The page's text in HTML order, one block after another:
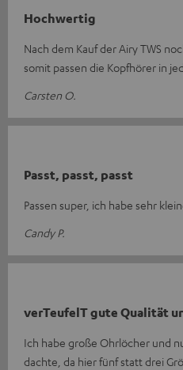
Hochwertig
Nach dem Kauf der Airy TWS
somit passen die Kopfhörer in
Carsten O.
Passt, passt, passt
Passen super, ich habe sehr
Candy P.
verTeufelT gute Qualität
Ich habe große Ohrlöcher und
dachte, da hier fünf statt drei